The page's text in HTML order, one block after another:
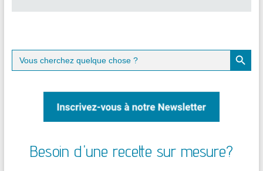
Search
for:
Search Button
Besoin d'une recette sur mesure?